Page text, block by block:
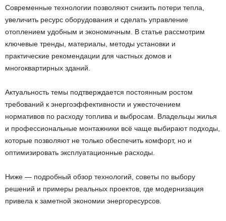
Современные технологии позволяют снизить потери тепла,
увеличить ресурс оборудования и сделать управление
отоплением удобным и экономичным. В статье рассмотрим
ключевые тренды, материалы, методы установки и
практические рекомендации для частных домов и
многоквартирных зданий.
Актуальность темы подтверждается постоянным ростом
требований к энергоэффективности и ужесточением
нормативов по расходу топлива и выбросам. Владельцы жилья
и профессиональные монтажники всё чаще выбирают подходы,
которые позволяют не только обеспечить комфорт, но и
оптимизировать эксплуатационные расходы.
Ниже — подробный обзор технологий, советы по выбору
решений и примеры реальных проектов, где модернизация
привела к заметной экономии энергоресурсов.